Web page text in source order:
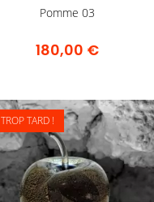
Pomme 03
180,00 €
TROP TARD !